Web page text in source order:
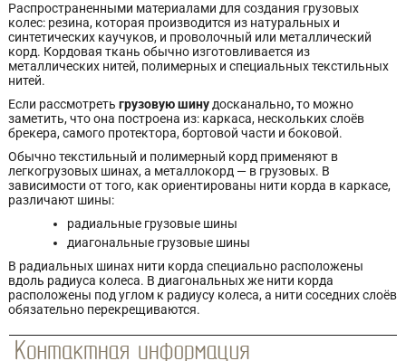
Распространенными материалами для создания грузовых
колес: резина, которая производится из натуральных и
синтетических каучуков, и проволочный или металлический
корд. Кордовая ткань обычно изготовливается из
металлических нитей, полимерных и специальных текстильных
нитей.
Если рассмотреть грузовую шину досканально,то можно
заметить, что она построена из: каркаса, нескольких слоёв
брекера, самого протектора, бортовой части и боковой.
Обычно текстильный и полимерный корд применяют в
легкогрузовых шинах, а металлокорд — в грузовых. В
зависимости от того, как ориентированы нити корда в каркасе,
различают шины:
радиальные грузовые шины
диагональные грузовые шины
В радиальных шинах нити корда специально расположены
вдоль радиуса колеса. В диагональных же нити корда
расположены под углом к радиусу колеса, а нити соседних слоёв
обязательно перекрещиваются.